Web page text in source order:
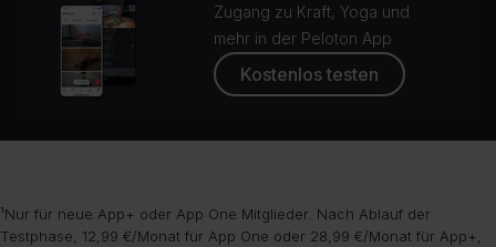
Céline Dion, Celine Dion
Zugang zu Kraft, Yoga und
mehr in der Peloton App
Kostenlos testen
¹Nur für neue App+ oder App One Mitglieder. Nach Ablauf der
Testphase, 12,99 €/Monat für App One oder 28,99 €/Monat für App+,